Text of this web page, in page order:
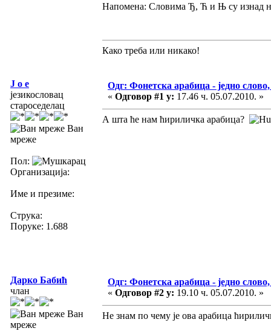
Напомена: Словима Ђ, Ћ и Њ су изнад
Како треба или никако!
J o e
језикословац
староседелац
Ван
мреже
Пол:
Организација:
Име и презиме:
Струка:
Поруке: 1.688
Одг: Фонетска арабица - једно слово,
« Одговор #1 у: 17.46 ч. 05.07.2010. »
А шта ће нам ћириличка арабица?
Дарко Бабић
члан
Ван
мреже
Одг: Фонетска арабица - једно слово,
« Одговор #2 у: 19.10 ч. 05.07.2010. »
Не знам по чему је ова арабица